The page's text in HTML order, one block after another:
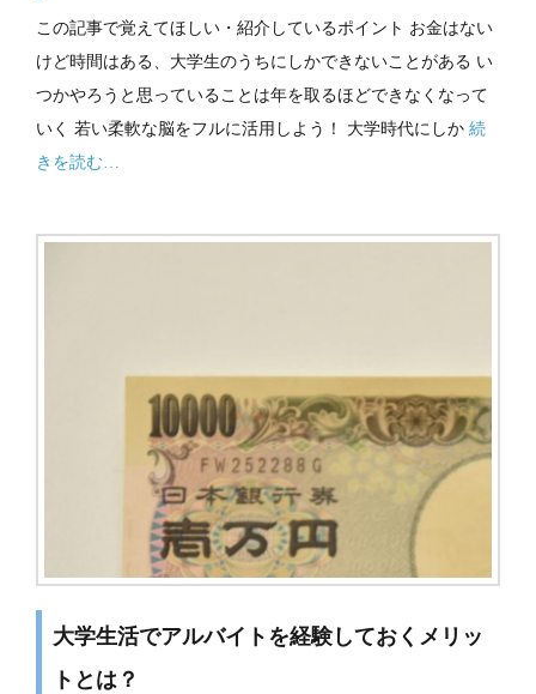
この記事で覚えてほしい・紹介しているポイント お金はない
けど時間はある、大学生のうちにしかできないことがある い
つかやろうと思っていることは年を取るほどできなくなって
いく 若い柔軟な脳をフルに活用しよう！ 大学時代にしか 続
きを読む…
大学生活でアルバイトを経験しておくメリッ
トとは？